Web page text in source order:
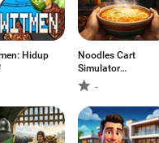
Hidup
Noodles Cart
Simulator
Anomaly
-